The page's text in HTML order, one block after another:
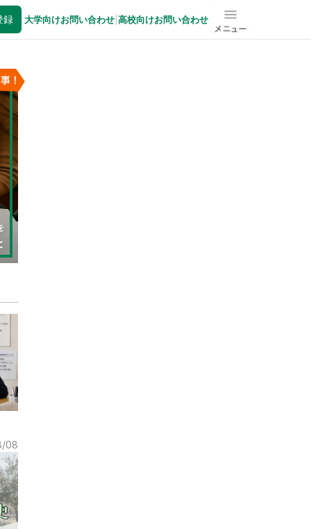
録 大学向けお問い合わせ 高校向けお問い合わせ メニュー
08